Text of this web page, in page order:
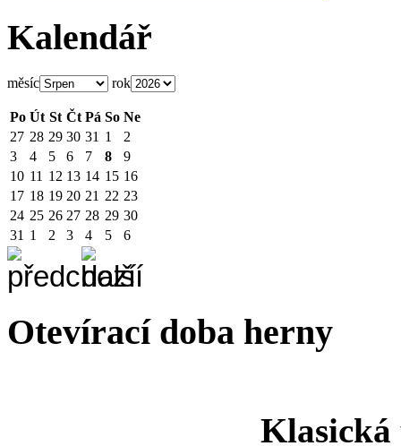
Kalendář
měsíc rok
Po Út St Čt Pá So Ne
27 28 29 30 31 1
2
3
4 5 6 7 8
9
10 11 12 13 14 15 16
17 18 19 20 21 22 23
24 25 26 27 28 29 30
31 1 2 3 4 5 6
Otevírací doba herny
Klasická